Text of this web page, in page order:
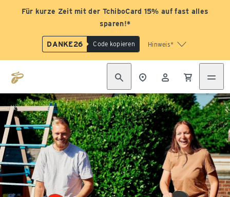
Für kurze Zeit mit der TchiboCard 15% auf fast alles
sparen!*
DANKE26 Code kopieren Hinweis*